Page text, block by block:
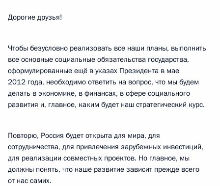
Дорогие друзья!
Чтобы безусловно реализовать все наши планы, выполнить
все основные социальные обязательства государства,
сформулированные ещё в указах Президента в мае
2012 года, необходимо ответить на вопрос, что мы будем
делать в экономике, в финансах, в сфере социального
развития и, главное, каким будет наш стратегический курс.
Повторю, Россия будет открыта для мира, для
сотрудничества, для привлечения зарубежных инвестиций,
для реализации совместных проектов. Но главное, мы
должны понять, что наше развитие зависит прежде всего
от нас самих.